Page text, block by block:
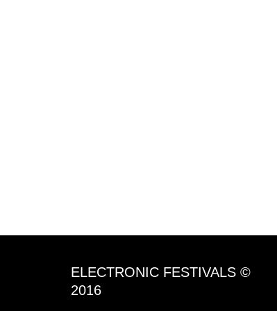
ELECTRONIC FESTIVALS ©
2016